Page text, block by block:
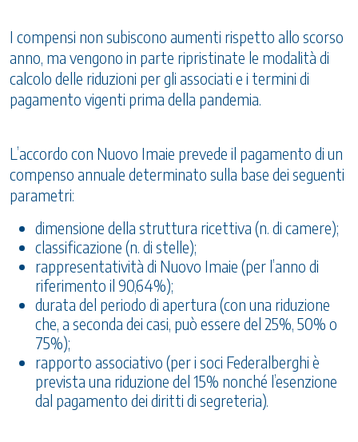
I compensi non subiscono aumenti rispetto allo scorso
anno, ma vengono in parte ripristinate le modalità di
calcolo delle riduzioni per gli associati e i termini di
pagamento vigenti prima della pandemia.
L’accordo con Nuovo Imaie prevede il pagamento di un
compenso annuale determinato sulla base dei seguenti
parametri:
dimensione della struttura ricettiva (n. di camere);
classificazione (n. di stelle);
rappresentatività di Nuovo Imaie (per l’anno di
riferimento il 90,64%);
durata del periodo di apertura (con una riduzione
che, a seconda dei casi, può essere del 25%, 50% o
75%);
rapporto associativo (per i soci Federalberghi è
prevista una riduzione del 15% nonché l’esenzione
dal pagamento dei diritti di segreteria).